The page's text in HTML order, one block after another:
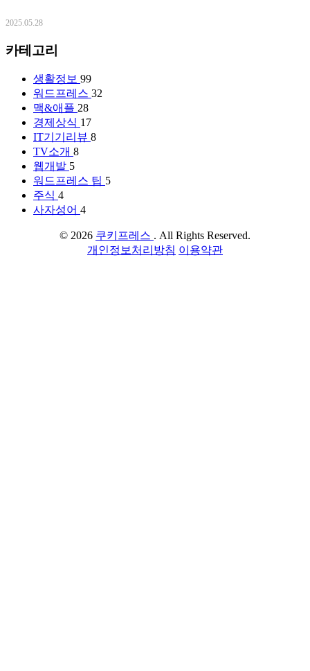
2025.05.28
카테고리
생활정보 99
워드프레스 32
맥&애플 28
경제상식 17
IT기기리뷰 8
TV소개 8
웹개발 5
워드프레스 팁 5
주식 4
사자성어 4
© 2026 쿠키프레스 . All Rights Reserved.
개인정보처리방침 이용약관